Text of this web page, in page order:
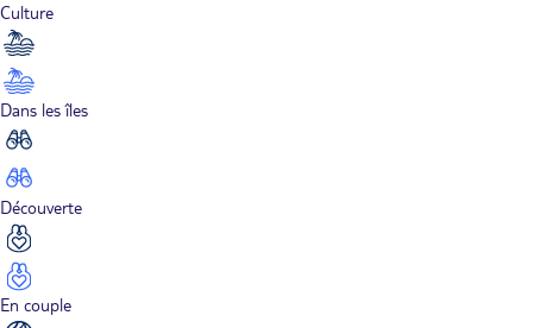
Culture
Dans les îles
Découverte
En couple